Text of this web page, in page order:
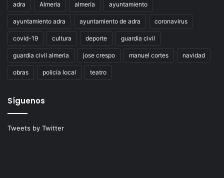
adra Almeria almería ayuntamiento
ayuntamiento adra ayuntamiento de adra coronavirus
covid-19 cultura deporte guardia civil
guardia civil almeria jose crespo manuel cortes navidad
obras policía local teatro
Síguenos
Tweets by Twitter